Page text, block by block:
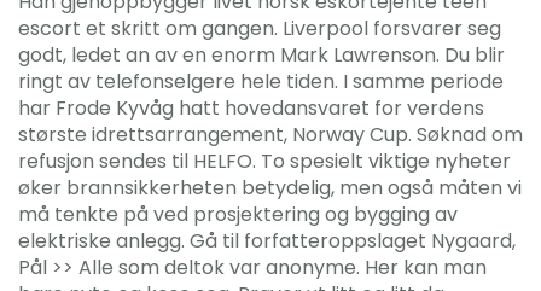
escort et skritt om gangen. Liverpool forsvarer seg
godt, ledet an av en enorm Mark Lawrenson. Du blir
ringt av telefonselgere hele tiden. I samme periode
har Frode Kyvåg hatt hovedansvaret for verdens
største idrettsarrangement, Norway Cup. Søknad om
refusjon sendes til HELFO. To spesielt viktige nyheter
øker brannsikkerheten betydelig, men også måten vi
må tenkte på ved prosjektering og bygging av
elektriske anlegg. Gå til forfatteroppslaget Nygaard,
Pål >> Alle som deltok var anonyme. Her kan man